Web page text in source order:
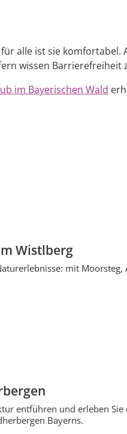
alle ist sie komfortabel.
wissen Barrierefreiheit
im Bayerischen Wald
Wistlberg
mit Moorsteg,
entführen und erleben Sie
Bayerns.